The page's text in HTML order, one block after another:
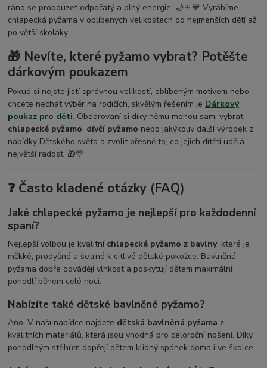
ráno se probouzet odpočatý a plný energie. 🌙👦💙 Vyrábíme
chlapecká pyžama v oblíbených velikostech od nejmenších dětí až
po větší školáky.
🎁 Nevíte, které pyžamo vybrat? Potěšte
dárkovým poukazem
Pokud si nejste jistí správnou velikostí, oblíbeným motivem nebo
chcete nechat výběr na rodičích, skvělým řešením je Dárkový
poukaz pro děti. Obdarovaní si díky němu mohou sami vybrat
chlapecké pyžamo, dívčí pyžamo nebo jakýkoliv další výrobek z
nabídky Dětského světa a zvolit přesně to, co jejich dítěti udělá
největší radost. 🎁💛
❓ Často kladené otázky (FAQ)
Jaké chlapecké pyžamo je nejlepší pro každodenní
spaní?
Nejlepší volbou je kvalitní chlapecké pyžamo z bavlny, které je
měkké, prodyšné a šetrné k citlivé dětské pokožce. Bavlněná
pyžama dobře odvádějí vlhkost a poskytují dětem maximální
pohodlí během celé noci.
Nabízíte také dětské bavlněné pyžamo?
Ano. V naší nabídce najdete dětská bavlněná pyžama z
kvalitních materiálů, která jsou vhodná pro celoroční nošení. Díky
pohodlným střihům dopřejí dětem klidný spánek doma i ve školce.